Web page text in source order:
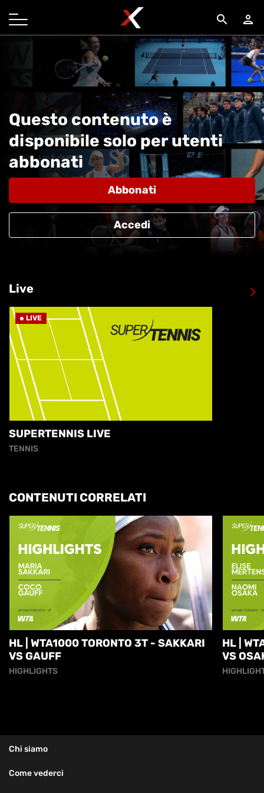
search person
Questo contenuto è
disponibile solo per utenti
abbonati
Abbonati
Accedi
Live
LIVE
SUPERTENNIS LIVE
TENNIS
CONTENUTI CORRELATI
HL | WTA1000 TORONTO 3T - SAKKARI
VS GAUFF
HIGHLIGHTS
HL |
VS
Chi siamo
Come vederci